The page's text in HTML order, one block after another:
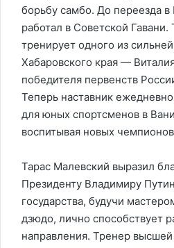
борьбу самбо. До переезда
работал в Советской
тренирует одного из
Хабаровского края —
победителя первенств
Теперь наставник
для юных спортсменов в
воспитывая новых
Тарас Малевский выразил
Президенту Владимиру
государства, будучи
дзюдо, лично способствует
направления. Тренер высшей